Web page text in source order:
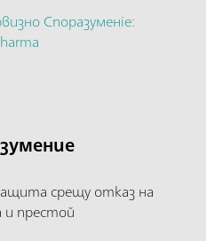
Споразуменie:
срещу отказ на
престой